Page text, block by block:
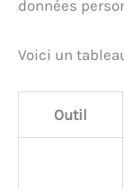
données
Voici un
Outil